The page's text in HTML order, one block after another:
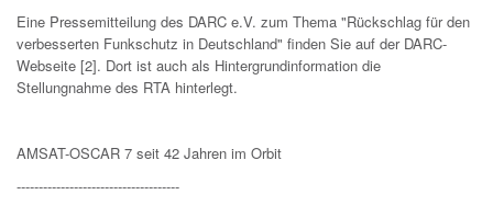
Eine Pressemitteilung des DARC e.V. zum Thema "Rückschlag für den
verbesserten Funkschutz in Deutschland" finden Sie auf der DARC-
Webseite [2]. Dort ist auch als Hintergrundinformation die
Stellungnahme des RTA hinterlegt.
AMSAT-OSCAR 7 seit 42 Jahren im Orbit
-------------------------------------